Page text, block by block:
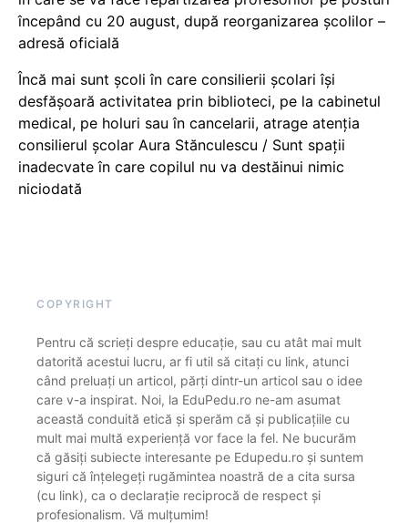
începând cu 20 august, după reorganizarea școlilor –
adresă oficială
Încă mai sunt școli în care consilierii școlari își
desfășoară activitatea prin biblioteci, pe la cabinetul
medical, pe holuri sau în cancelarii, atrage atenția
consilierul școlar Aura Stănculescu / Sunt spații
inadecvate în care copilul nu va destăinui nimic
niciodată
COPYRIGHT
Pentru că scrieți despre educație, sau cu atât mai mult
datorită acestui lucru, ar fi util să citați cu link, atunci
când preluați un articol, părți dintr-un articol sau o idee
care v-a inspirat. Noi, la EduPedu.ro ne-am asumat
această conduită etică și sperăm că și publicațiile cu
mult mai multă experiență vor face la fel. Ne bucurăm
că găsiți subiecte interesante pe Edupedu.ro și suntem
siguri că înțelegeți rugămintea noastră de a cita sursa
(cu link), ca o declarație reciprocă de respect și
profesionalism. Vă mulțumim!